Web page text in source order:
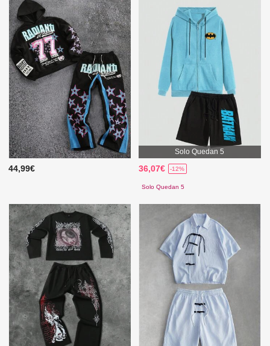
44,99€
Solo Quedan 5
36,07€ -12%
Solo Quedan 5